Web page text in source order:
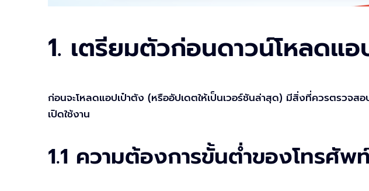
1. เตรียมตัวก่อนดาวน์โหลดแอ
ก่อนจะโหลดแอปเป๋าตัง (หรืออัปเดตให้เป็นเวอร์ชันล่าสุด) มีสิ่งที่ควรตรวจส
เปิดใช้งาน
1.1 ความต้องการขั้นต่ำของโทรศั